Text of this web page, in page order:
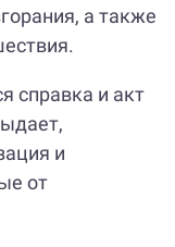
а также
справка и акт
и
от